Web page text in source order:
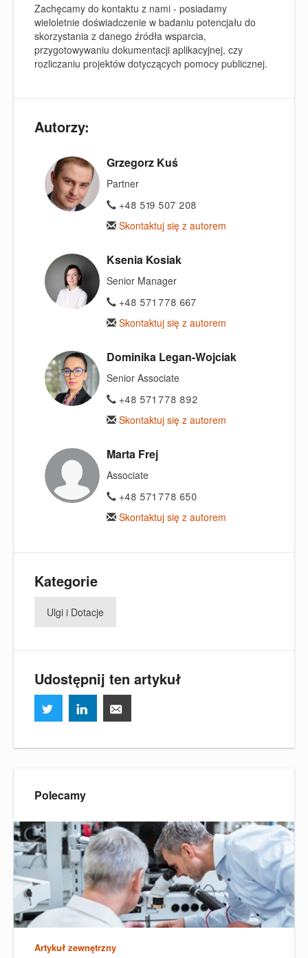
Zachęcamy do kontaktu z nami - posiadamy
wieloletnie doświadczenie w badaniu potencjału do
skorzystania z danego źródła wsparcia,
przygotowywaniu dokumentacji aplikacyjnej, czy
rozliczaniu projektów dotyczących pomocy publicznej.
Autorzy:
Grzegorz Kuś
Partner
+48 519 507 208
Skontaktuj się z autorem
Ksenia Kosiak
Senior Manager
+48 571 778 667
Skontaktuj się z autorem
Dominika Legan-Wojciak
Senior Associate
+48 571 778 892
Skontaktuj się z autorem
Marta Frej
Associate
+48 571 778 650
Skontaktuj się z autorem
Kategorie
Ulgi i Dotacje
Udostępnij ten artykuł
Polecamy
Artykuł zewnętrzny